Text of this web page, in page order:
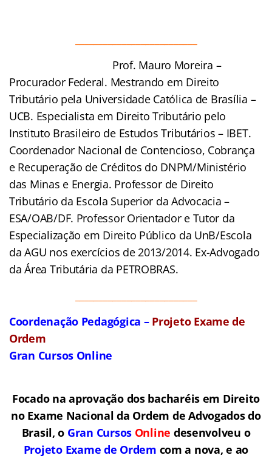
Prof. Mauro Moreira –
Procurador Federal. Mestrando em Direito
Tributário pela Universidade Católica de Brasília –
UCB. Especialista em Direito Tributário pelo
Instituto Brasileiro de Estudos Tributários – IBET.
Coordenador Nacional de Contencioso, Cobrança
e Recuperação de Créditos do DNPM/Ministério
das Minas e Energia. Professor de Direito
Tributário da Escola Superior da Advocacia –
ESA/OAB/DF. Professor Orientador e Tutor da
Especialização em Direito Público da UnB/Escola
da AGU nos exercícios de 2013/2014. Ex-Advogado
da Área Tributária da PETROBRAS.
Coordenação Pedagógica – Projeto Exame de
Ordem
Gran Cursos Online
Focado na aprovação dos bacharéis em Direito
no Exame Nacional da Ordem de Advogados do
Brasil, o Gran Cursos Online desenvolveu o
Projeto Exame de Ordem com a nova, e ao